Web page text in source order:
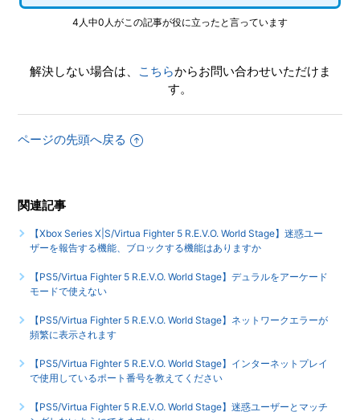
後（クリア後）もプレイ可能でしょうか
はありますか
【PS5/Virtua Fighter 5 R.E.V.O. World Stage】PS4版
4人中0人がこの記事が役に立ったと言っています
解決しない場合は、 こちらからお問い合わせいただけま
す。
ページの先頭へ戻る
関連記事
【Xbox Series X|S/Virtua Fighter 5 R.E.V.O. World Stage】迷惑ユー
ザーを報告する機能、ブロックする機能はありますか
【PS5/Virtua Fighter 5 R.E.V.O. World Stage】デュラルをアーケード
モードで使えない
【PS5/Virtua Fighter 5 R.E.V.O. World Stage】ネットワークエラーが
頻繁に表示されます
【PS5/Virtua Fighter 5 R.E.V.O. World Stage】インターネットプレイ
で使用しているポート番号を教えてください
【PS5/Virtua Fighter 5 R.E.V.O. World Stage】迷惑ユーザーとマッチ